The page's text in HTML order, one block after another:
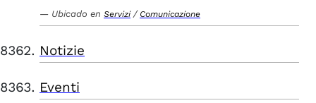
Ubicado en Servizi / Comunicazione
Notizie
Eventi